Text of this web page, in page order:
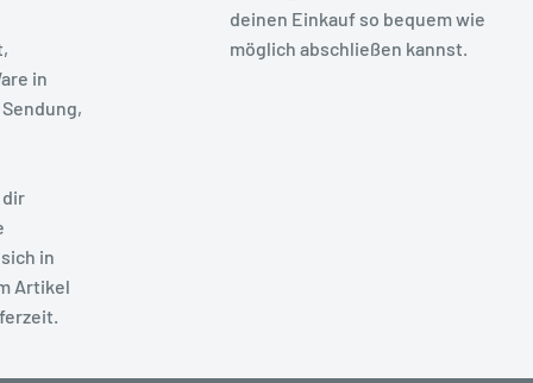
in
in
Artikel
deinen Einkauf so bequem wie
möglich abschließen kannst.